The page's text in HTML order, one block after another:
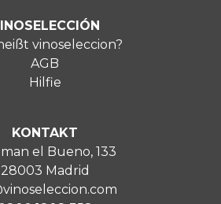
vinoseleccion?
AGB
Hilfie
KONTAKT
el Bueno, 133
28003 Madrid